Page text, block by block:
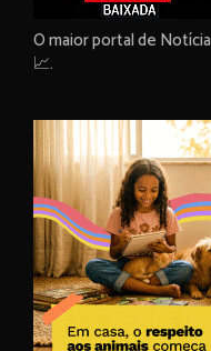
O maior portal de
📈.